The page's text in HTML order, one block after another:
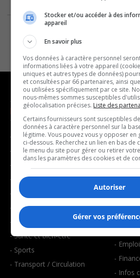
NOUVELLES
- Affaires municipales
- Communauté / Social
- Culture
- Économie
- Éducation
- Environnement
- Faits divers
- Santé et bien-être
- Sports
- Transport / Circulation
-
- Joué
- Art de
- Bien-
- Emploi
-
- Infos
Stocker et/ou accéder à des
appareil
En savoir plus
Vos données à caractère personnel
informations liées à votre appareil
uniques et autres types de données)
et consultées par 66 partenaires, ainsi
ou utilisées spécifiquement par ce site.
nous-mêmes sommes susceptibles
géolocalisation précises. Liste des
Certains fournisseurs sont susceptibles
données à caractère personnel sur la
légitime. Vous pouvez vous y opposer en
ci-dessous. Recherchez un lien en bas de
le menu du site pour gérer ou retirer
dans les paramètres des cookies et de
Autoriser
Gérer vos